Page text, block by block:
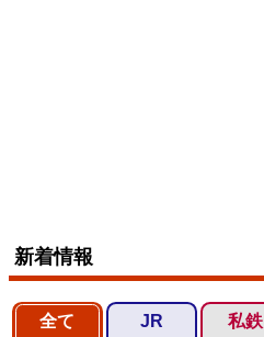
新着情報
全て JR 私鉄